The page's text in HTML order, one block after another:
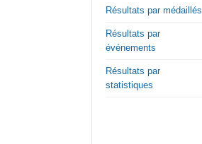
Résultats par médaillés
Résultats par
événements
Résultats par
statistiques